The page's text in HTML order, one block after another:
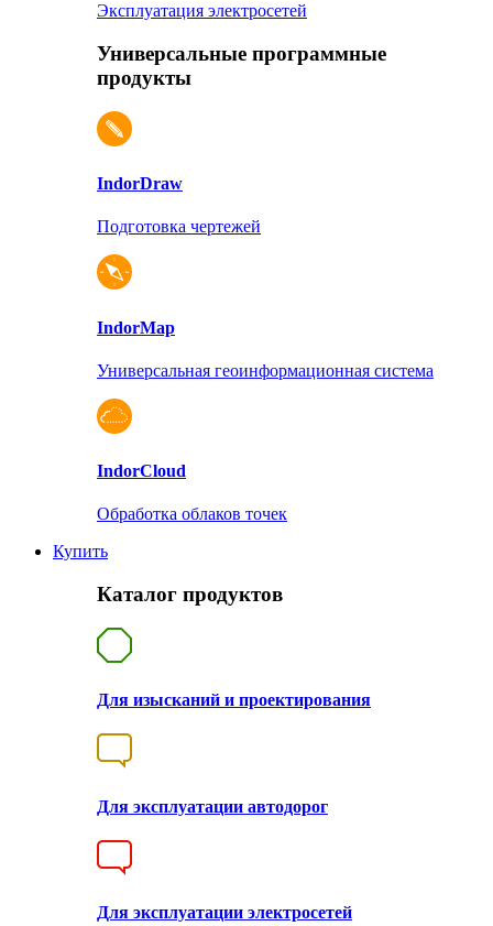
Эксплуатация электросетей
Универсальные программные
продукты
IndorDraw
Подготовка чертежей
IndorMap
Универсальная геоинформационная система
IndorCloud
Обработка облаков точек
Купить
Каталог продуктов
Для изысканий и проектирования
Для эксплуатации автодорог
Для эксплуатации электросетей